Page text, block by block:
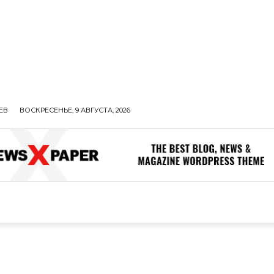
ВОСКРЕСЕНЬЕ, 9 АВГУСТА, 2026